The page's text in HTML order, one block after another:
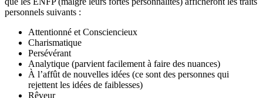
personnels suivants :
Attentionné et Consciencieux
Charismatique
Persévérant
Analytique (parvient facilement à faire des nuances)
À l’affût de nouvelles idées (ce sont des personnes qui
rejettent les idées de faiblesses)
Rêveur